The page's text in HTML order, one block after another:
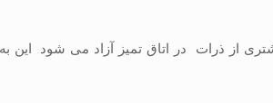
از ذرات در اتاق تمیز آزاد می شود. این